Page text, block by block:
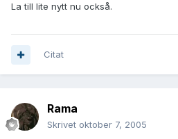
La till lite nytt nu också.
Citat
Rama
Skrivet oktober 7, 2005